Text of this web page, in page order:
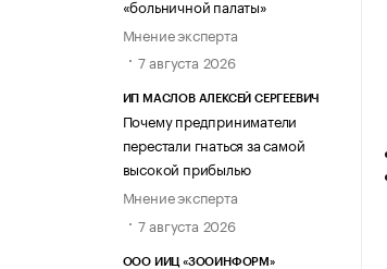
«больничной палаты»
Мнение эксперта
7 августа 2026
ИП МАСЛОВ АЛЕКСЕЙ СЕРГЕЕВИЧ
Почему предприниматели
перестали гнаться за самой
высокой прибылью
Мнение эксперта
7 августа 2026
ООО ИИЦ «ЗООИНФОРМ»